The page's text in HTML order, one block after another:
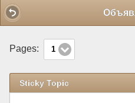
Pages: 1
Sticky Topic